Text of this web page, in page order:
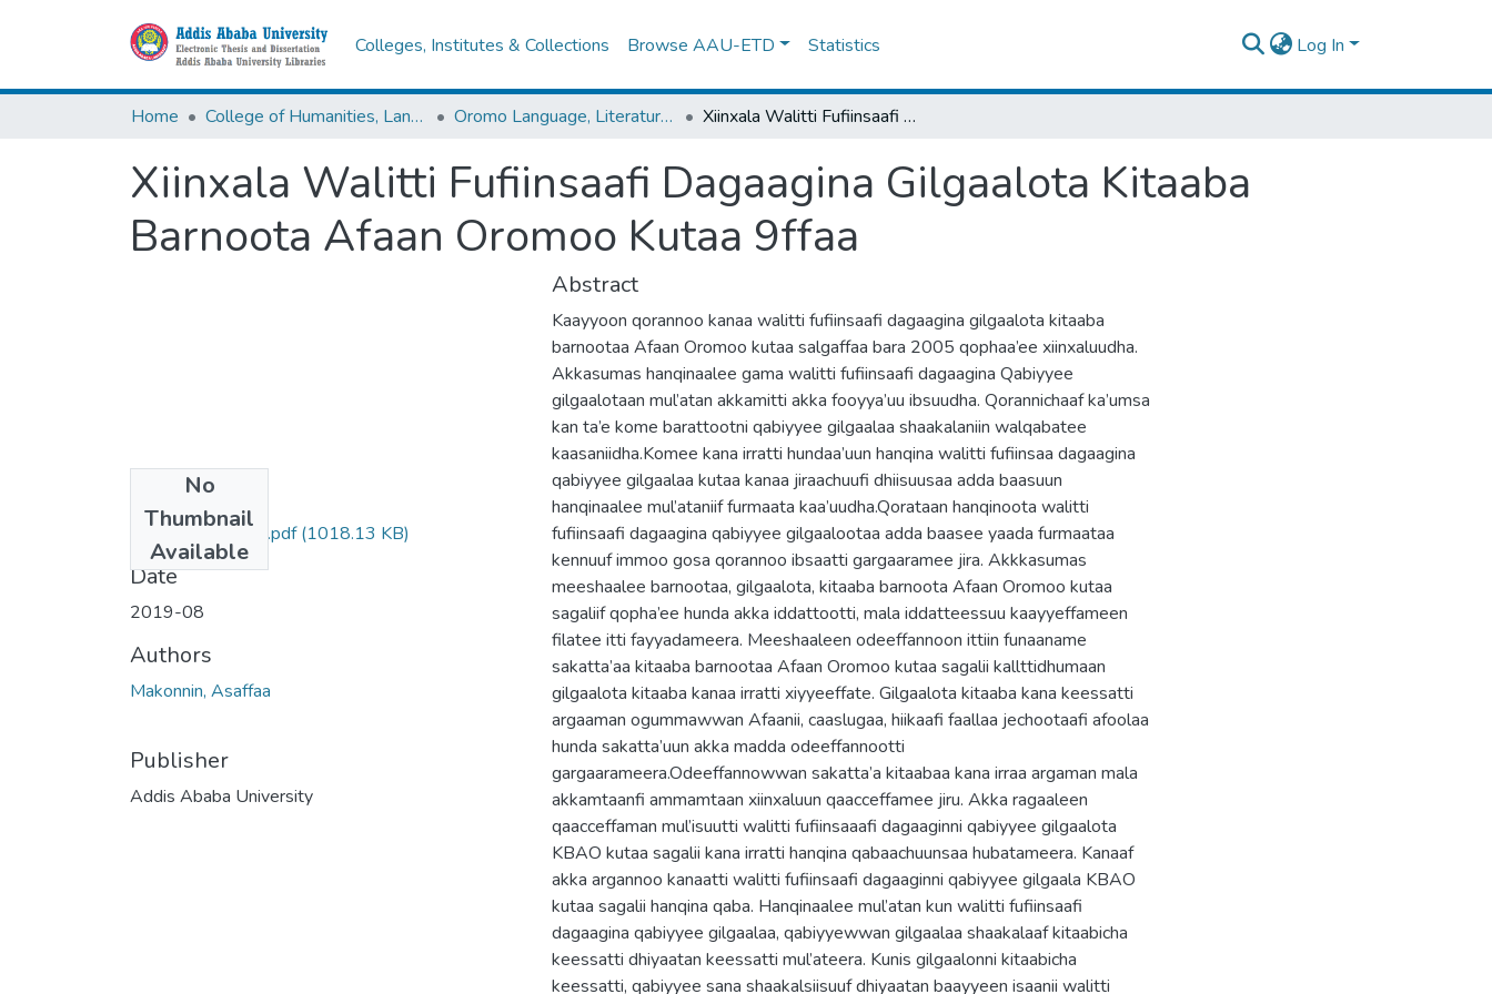
Colleges, Institutes & Collections Browse AAU-ETD Statistics Log In
Home College of Humanities, Language Studies, Journalism & Communication Oromo Language, Literature and Folklore Xiinxala Walitti Fufiinsaafi Dagaagina Gilgaalota Kitaaba Barnoota Afaan Oromoo Kutaa 9ffaa
Xiinxala Walitti Fufiinsaafi Dagaagina Gilgaalota Kitaaba
Barnoota Afaan Oromoo Kutaa 9ffaa
No
Thumbnail
Available
Asaffaa Makonnin.pdf(1018.13 KB)
Date
2019-08
Authors
Makonnin, Asaffaa
Publisher
Addis Ababa University
Abstract
Kaayyoon qorannoo kanaa walitti fufiinsaafi dagaagina gilgaalota kitaaba
barnootaa Afaan Oromoo kutaa salgaffaa bara 2005 qophaa’ee xiinxaluudha.
Akkasumas hanqinaalee gama walitti fufiinsaafi dagaagina Qabiyyee
gilgaalotaan mul’atan akkamitti akka fooyya’uu ibsuudha. Qorannichaaf ka’umsa
kan ta’e kome barattootni qabiyyee gilgaalaa shaakalaniin walqabatee
kaasaniidha.Komee kana irratti hundaa’uun hanqina walitti fufiinsaa dagaagina
qabiyyee gilgaalaa kutaa kanaa jiraachuufi dhiisuusaa adda baasuun
hanqinaalee mul’ataniif furmaata kaa’uudha.Qorataan hanqinoota walitti
fufiinsaafi dagaagina qabiyyee gilgaalootaa adda baasee yaada furmaataa
kennuuf immoo gosa qorannoo ibsaatti gargaaramee jira. Akkkasumas
meeshaalee barnootaa, gilgaalota, kitaaba barnoota Afaan Oromoo kutaa
sagaliif qopha’ee hunda akka iddattootti, mala iddatteessuu kaayyeffameen
filatee itti fayyadameera. Meeshaaleen odeeffannoon ittiin funaaname
sakatta’aa kitaaba barnootaa Afaan Oromoo kutaa sagalii kallttidhumaan
gilgaalota kitaaba kanaa irratti xiyyeeffate. Gilgaalota kitaaba kana keessatti
argaaman ogummawwan Afaanii, caaslugaa, hiikaafi faallaa jechootaafi afoolaa
hunda sakatta’uun akka madda odeeffannootti
gargaarameera.Odeeffannowwan sakatta’a kitaabaa kana irraa argaman mala
akkamtaanfi ammamtaan xiinxaluun qaacceffamee jiru. Akka ragaaleen
qaacceffaman mul’isuutti walitti fufiinsaaafi dagaaginni qabiyyee gilgaalota
KBAO kutaa sagalii kana irratti hanqina qabaachuunsaa hubatameera. Kanaaf
akka argannoo kanaatti walitti fufiinsaafi dagaaginni qabiyyee gilgaala KBAO
kutaa sagalii hanqina qaba. Hanqinaalee mul’atan kun walitti fufiinsaafi
dagaagina qabiyyee gilgaalaa, qabiyyewwan gilgaalaa shaakalaaf kitaabicha
keessatti dhiyaatan keessatti mul’ateera. Kunis gilgaalonni kitaabicha
keessatti, qabiyyee sana shaakalsiisuuf dhiyaatan baayyeen isaanii walitti